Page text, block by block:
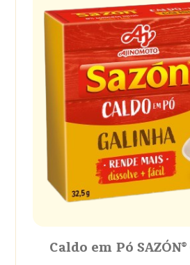
Caldo em Pó